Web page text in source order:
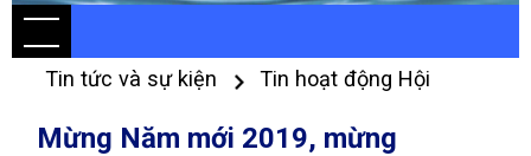
Tin tức và sự kiện Tin hoạt động Hội
Mừng Năm mới 2019, mừng